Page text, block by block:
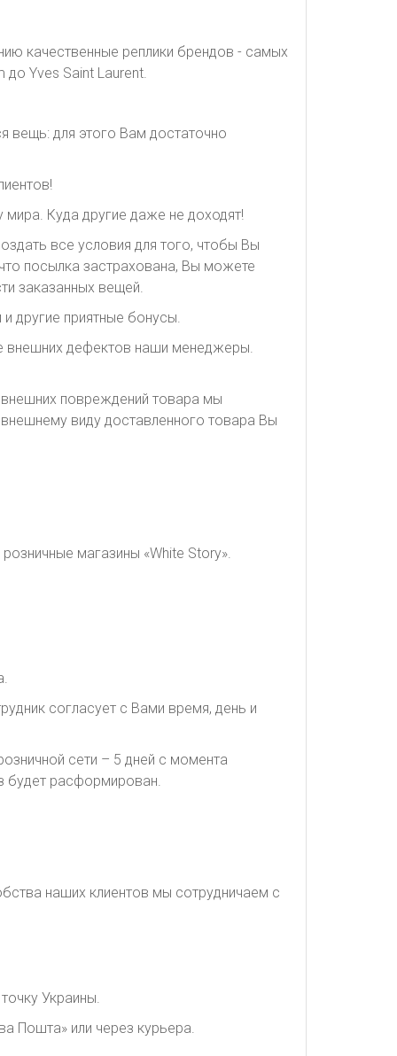
качественные реплики брендов - самых
до Yves Saint Laurent.
вещь: для этого Вам достаточно
Куда другие даже не доходят!
все условия для того, чтобы Вы
посылка застрахована, Вы можете
заказанных вещей.
другие приятные бонусы.
внешних дефектов наши менеджеры.
внешних повреждений товара мы
виду доставленного товара Вы
магазины «White Story».
согласует с Вами время, день и
сети – 5 дней с момента
будет расформирован.
наших клиентов мы сотрудничаем с
Украины.
Пошта» или через курьера.